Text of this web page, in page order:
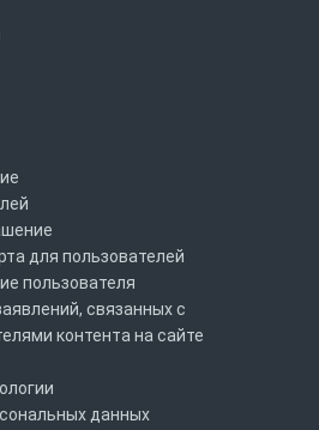
для пользователей
пользователя
связанных с
контента на сайте
данных